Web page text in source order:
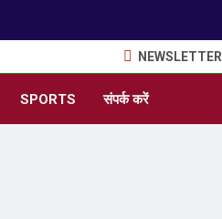
NEWSLETTER
SPORTS संपर्क करें